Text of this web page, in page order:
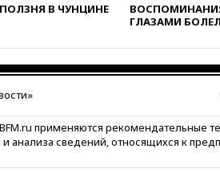
В ЧУНЦИНЕ
ГЛАЗАМИ
применяются рекомендательные
анализа сведений, относящихся к